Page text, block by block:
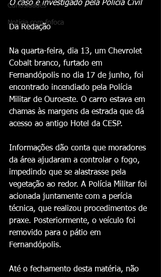
Curiosidades
Notícia com fofoca
O caso é investigado pela Polícia Civil
Da Redação
Na quarta-feira, dia 13, um Chevrolet
Cobalt branco, furtado em
Fernandópolis no dia 17 de junho, foi
encontrado incendiado pela Polícia
Militar de Ouroeste. O carro estava em
chamas às margens da estrada que dá
acesso ao antigo Hotel da CESP.
Informações dão conta que moradores
da área ajudaram a controlar o fogo,
impedindo que se alastrasse pela
vegetação ao redor. A Polícia Militar foi
acionada juntamente com a perícia
técnica, que realizou procedimentos de
praxe. Posteriormente, o veículo foi
removido para o pátio em
Fernandópolis.
Até o fechamento desta matéria, não